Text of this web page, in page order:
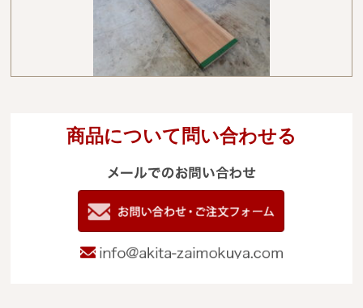
商品について問い合わせる
info@akita-